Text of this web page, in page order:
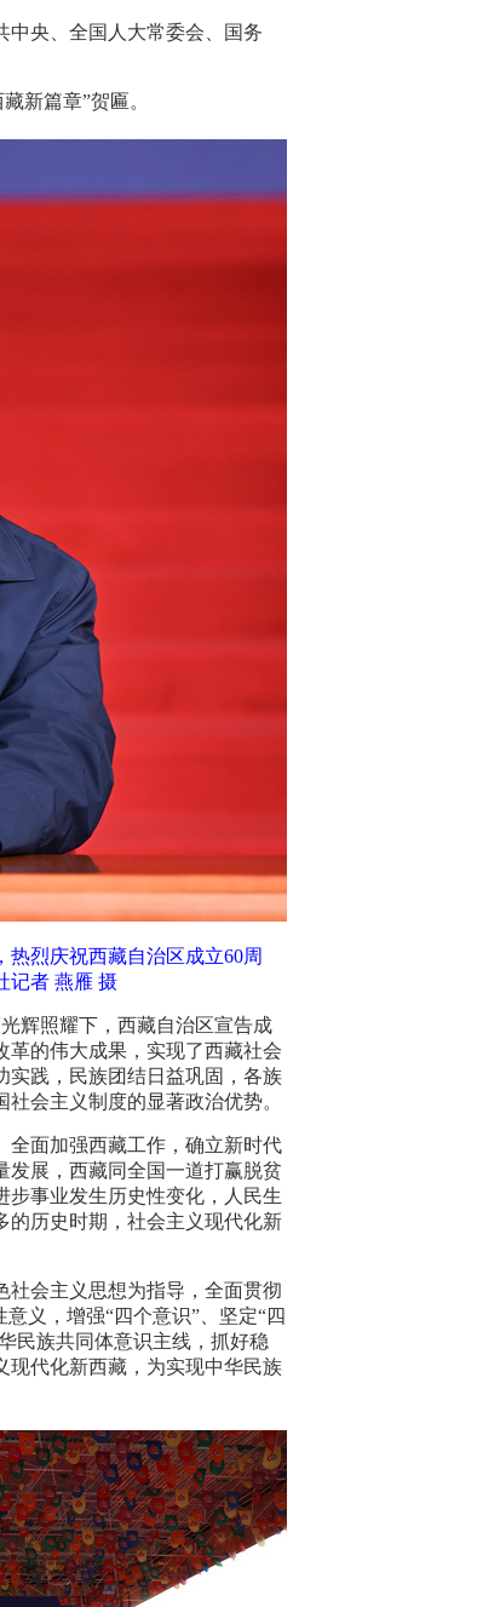
中央、全国人大常委会、国务
新篇章”贺匾。
烈庆祝西藏自治区成立60周
记者 燕雁 摄
辉照耀下，西藏自治区宣告成
革的伟大成果，实现了西藏社会
实践，民族团结日益巩固，各族
会主义制度的显著政治优势。
全面加强西藏工作，确立新时代
发展，西藏同全国一道打赢脱贫
步事业发生历史性变化，人民生
的历史时期，社会主义现代化新
社会主义思想为指导，全面贯彻
义，增强“四个意识”、坚定“四
民族共同体意识主线，抓好稳
现代化新西藏，为实现中华民族